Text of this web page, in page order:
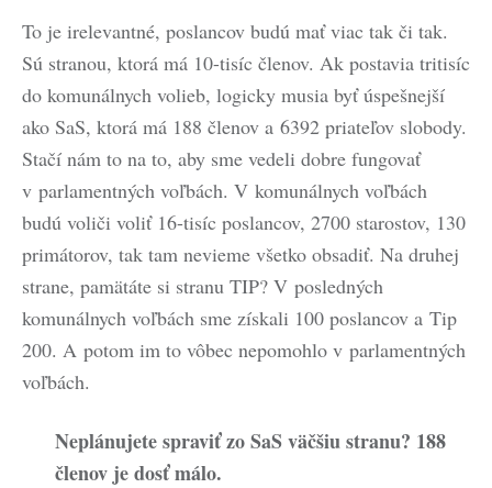
To je irelevantné, poslancov budú mať viac tak či tak.
Sú stranou, ktorá má 10-tisíc členov. Ak postavia tritisíc
do komunálnych volieb, logicky musia byť úspešnejší
ako SaS, ktorá má 188 členov a 6392 priateľov slobody.
Stačí nám to na to, aby sme vedeli dobre fungovať
v parlamentných voľbách. V komunálnych voľbách
budú voliči voliť 16-tisíc poslancov, 2700 starostov, 130
primátorov, tak tam nevieme všetko obsadiť. Na druhej
strane, pamätáte si stranu TIP? V posledných
komunálnych voľbách sme získali 100 poslancov a Tip
200. A potom im to vôbec nepomohlo v parlamentných
voľbách.
Neplánujete spraviť zo SaS väčšiu stranu? 188
členov je dosť málo.